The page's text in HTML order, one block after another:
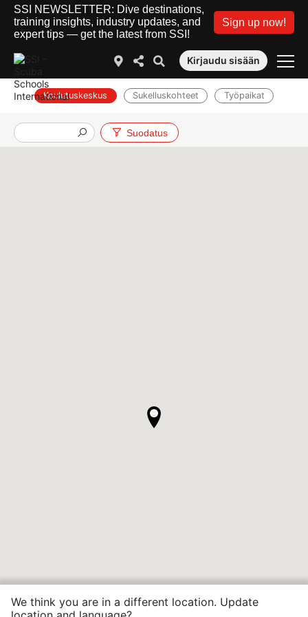
SSI NEWSLETTER: Dive destinations,
training insights, industry updates, and
expert tips — get the latest from SSI!
Sign up now!
Kirjaudu sisään
Koulutuskeskus Sukelluskohteet Työpaikat
Suodatus
We think you are in a different location. Update